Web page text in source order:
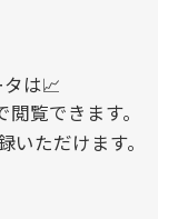
は📈
閲覧できます。
ただけます。